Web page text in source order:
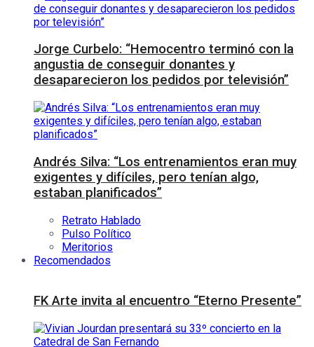
Jorge Curbelo: “Hemocentro terminó con la
angustia de conseguir donantes y
desaparecieron los pedidos por televisión”
Andrés Silva: “Los entrenamientos eran muy
exigentes y difíciles, pero tenían algo,
estaban planificados”
Retrato Hablado
Pulso Político
Meritorios
Recomendados
FK Arte invita al encuentro “Eterno Presente”